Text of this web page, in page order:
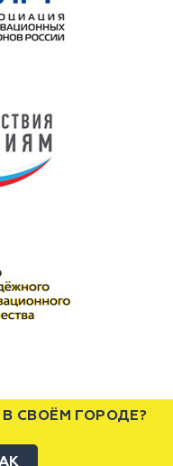
СВОЁМ ГОРОДЕ?